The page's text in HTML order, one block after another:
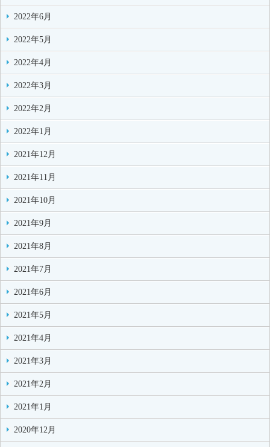
2022年6月
2022年5月
2022年4月
2022年3月
2022年2月
2022年1月
2021年12月
2021年11月
2021年10月
2021年9月
2021年8月
2021年7月
2021年6月
2021年5月
2021年4月
2021年3月
2021年2月
2021年1月
2020年12月